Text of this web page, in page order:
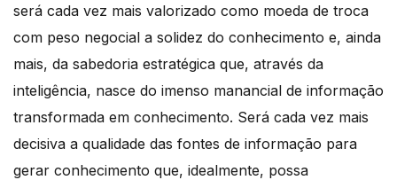
será cada vez mais valorizado como moeda de troca
com peso negocial a solidez do conhecimento e, ainda
mais, da sabedoria estratégica que, através da
inteligência, nasce do imenso manancial de informação
transformada em conhecimento. Será cada vez mais
decisiva a qualidade das fontes de informação para
gerar conhecimento que, idealmente, possa